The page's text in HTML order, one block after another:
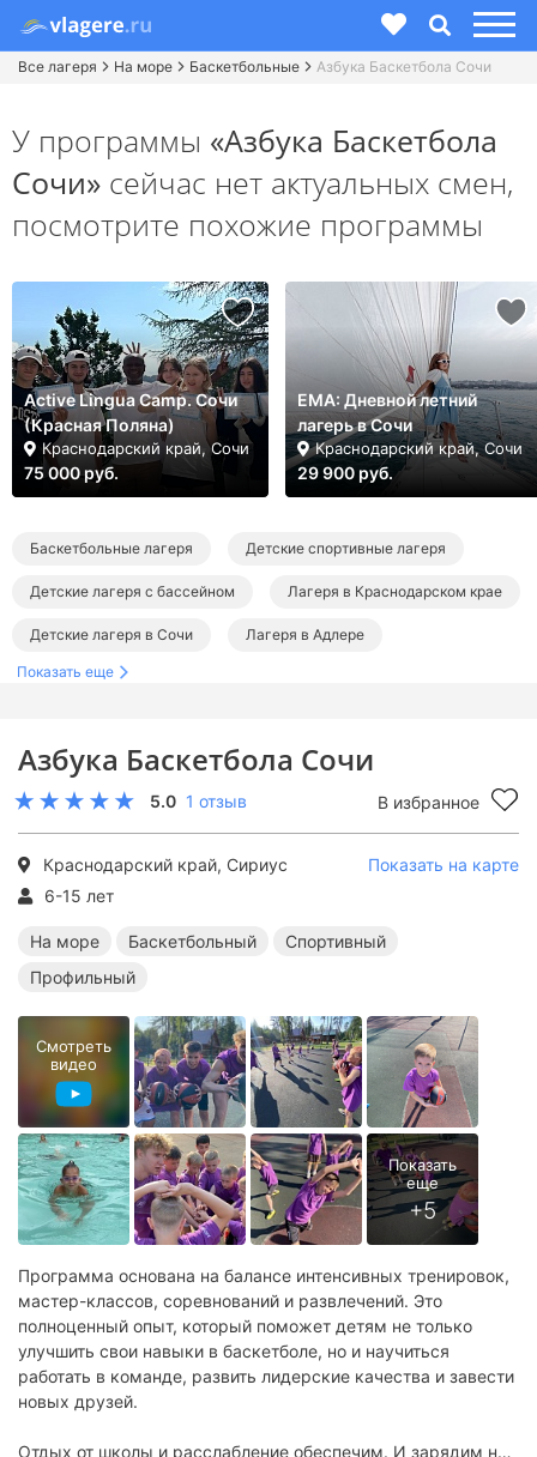
Все лагеря На море Баскетбольные Азбука Баскетбола Сочи
Азбука Баскетбола Сочи
5.0 1 отзыв В избранное
Краснодарский край, Сириус
Показать на карте
6-15 лет
На море Баскетбольный
Спортивный
Профильный
Программа основана на балансе интенсивных тренировок,
мастер-классов, соревнований и развлечений. Это
полноценный опыт, который поможет детям не только
улучшить свои навыки в баскетболе, но и научиться
работать в команде, развить лидерские качества и завести
новых друзей.
Отдых от школы и расслабление обеспечим. И зарядим на
Смотреть
видео
У программы «Азбука Баскетбола
Сочи» сейчас нет актуальных смен,
посмотрите похожие программы
Active Lingua Camp. Сочи
(Красная Поляна)
Краснодарский край, Сочи
75 000 руб.
ЕМА: Дневной летний
лагерь в Сочи
Краснодарский край, Сочи
29 900 руб.
Баскетбольные лагеря Детские спортивные лагеря
Детские лагеря с бассейном Лагеря в Краснодарском крае
Детские лагеря в Сочи Лагеря в Адлере
Лагеря на море для детей
Спортивные лагеря в Краснодарском крае
Лагеря с бассейном в Краснодарском крае
Лагеря с бассейном в Сочи
Спортивные лагеря на море Лагеря с бассейном на море
Показать еще